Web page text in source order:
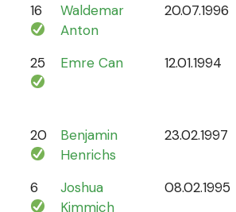
16
Waldemar
Anton
20.07.1996
25 Emre Can 12.01.1994
20
Benjamin
Henrichs
23.02.1997
6
Joshua
Kimmich
08.02.1995